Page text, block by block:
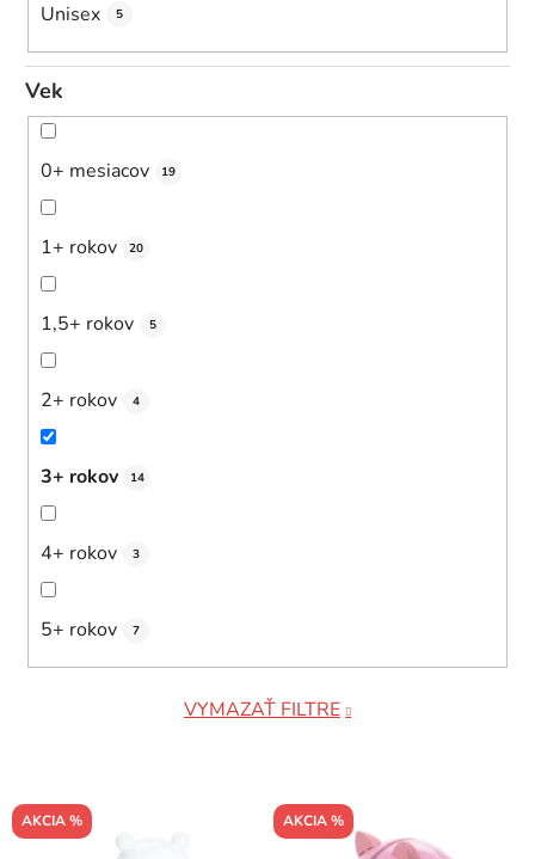
Unisex 5
Vek
0+ mesiacov 19
1+ rokov 20
1,5+ rokov 5
2+ rokov 4
3+ rokov 14
4+ rokov 3
5+ rokov 7
VYMAZAŤ FILTRE
V
ýAKCIA % AKCIA %